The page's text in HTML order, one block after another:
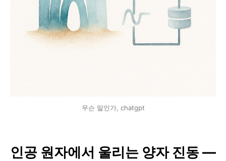
무슨 말인가, chatgpt
인공 원자에서 울리는 양자 진동 —